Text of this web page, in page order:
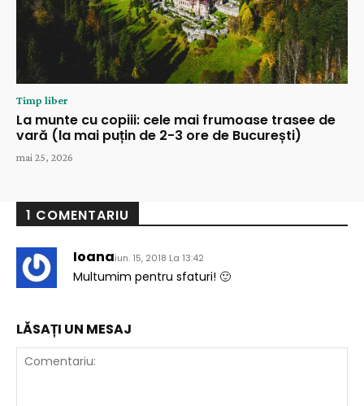
Timp liber
La munte cu copiii: cele mai frumoase trasee de
vară (la mai puțin de 2-3 ore de București)
mai 25, 2026
1 COMENTARIU
Ioanaiun. 15, 2018 La 13:42
Multumim pentru sfaturi! 🙂
LĂSAȚI UN MESAJ